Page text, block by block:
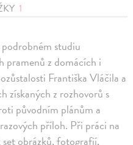
1
studiu
pramenů z domácích i
Františka Vláčila a
získaných z rozhovorů s
původním plánům a
příloh. Při práci na
obrázků, fotografií,